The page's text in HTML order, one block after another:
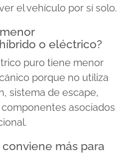
el vehículo por sí solo.
o eléctrico?
puro tiene menor
porque no utiliza
sistema de escape,
asociados
más para